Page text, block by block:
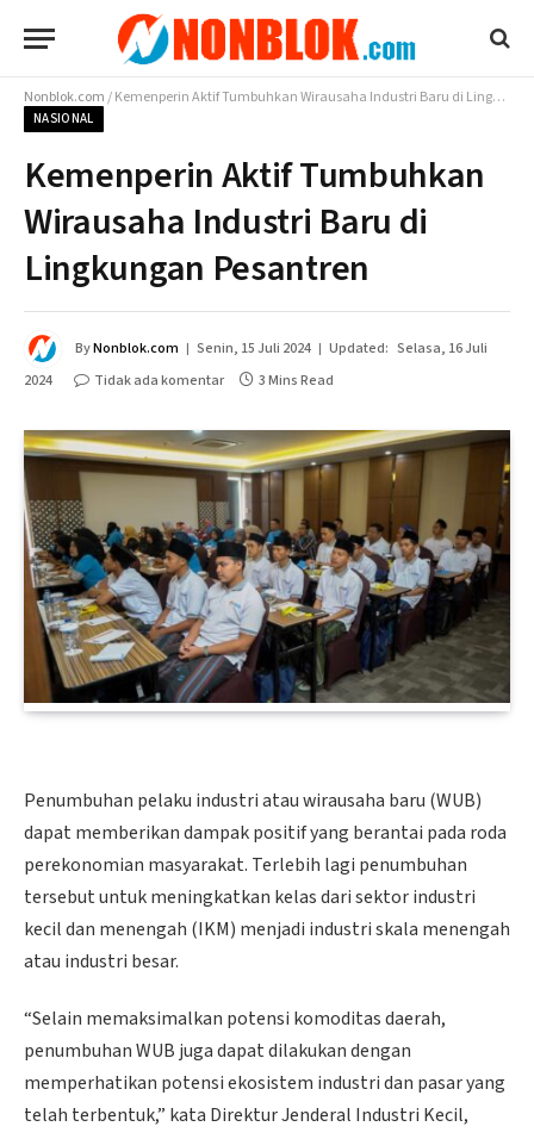
Nonblok.com/Kemenperin Aktif Tumbuhkan Wirausaha Industri Baru di Lingkungan Pesantren
NASIONAL
Kemenperin Aktif Tumbuhkan
Wirausaha Industri Baru di
Lingkungan Pesantren
ByNonblok.com Senin, 15 Juli 2024 Updated: Selasa, 16 Juli
2024
Tidak ada komentar 3 Mins Read
Penumbuhan pelaku industri atau wirausaha baru (WUB)
dapat memberikan dampak positif yang berantai pada roda
perekonomian masyarakat. Terlebih lagi penumbuhan
tersebut untuk meningkatkan kelas dari sektor industri
kecil dan menengah (IKM) menjadi industri skala menengah
atau industri besar.
“Selain memaksimalkan potensi komoditas daerah,
penumbuhan WUB juga dapat dilakukan dengan
memperhatikan potensi ekosistem industri dan pasar yang
telah terbentuk,” kata Direktur Jenderal Industri Kecil,